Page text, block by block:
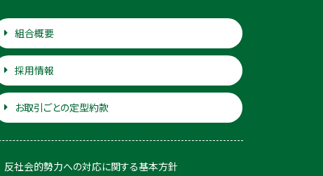
組合概要
採用情報
お取引ごとの定型約款
反社会的勢力への対応に関する基本方針